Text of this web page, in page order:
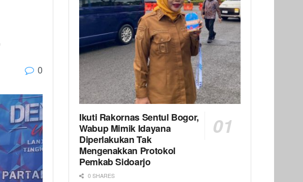
0
Ikuti Rakornas Sentul Bogor,
Wabup Mimik Idayana
Diperlakukan Tak
Mengenakkan Protokol
Pemkab Sidoarjo
0 SHARES